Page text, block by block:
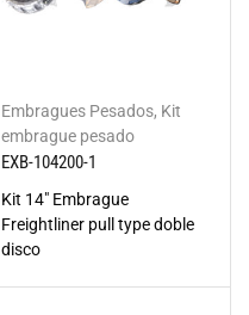
Embragues Pesados, Kit
embrague pesado
EXB-104200-1
Kit 14" Embrague
Freightliner pull type doble
disco